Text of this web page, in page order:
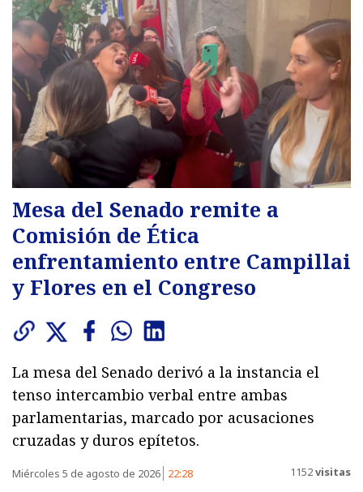
Mesa del Senado remite a
Comisión de Ética
enfrentamiento entre Campillai
y Flores en el Congreso
La mesa del Senado derivó a la instancia el
tenso intercambio verbal entre ambas
parlamentarias, marcado por acusaciones
cruzadas y duros epítetos.
Miércoles 5 de agosto de 2026 22:28 1152visitas